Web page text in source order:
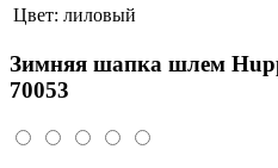
Цвет: лиловый
Зимняя шапка шлем
70053